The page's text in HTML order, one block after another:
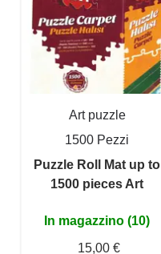
Art puzzle
1500 Pezzi
Puzzle Roll Mat up to
1500 pieces Art
In magazzino (10)
15,00 €